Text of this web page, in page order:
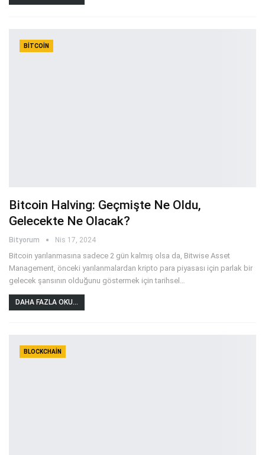
BITCOIN
Bitcoin Halving: Geçmişte Ne Oldu,
Gelecekte Ne Olacak?
Bityorum Nis 17, 2024
Bitcoin yarılanmasına sadece 2 gün kalmış olsa da, Bitwise Asset
Management, önceki yarılanmalardan kripto para piyasası için parlak bir
gelecek şansının olduğunu göstermek için tarihsel …
DAHA FAZLA OKU...
BLOCKCHAIN